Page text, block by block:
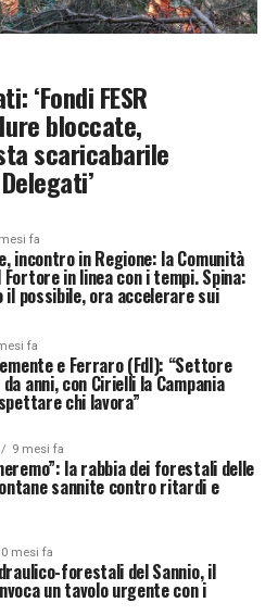
‘Fondi FESR
bloccate,
scaricabarile
fa
incontro in Regione: la Comunità
Fortore in linea con i tempi. Spina:
possibile, ora accelerare sui
fa
e Ferraro (FdI): “Settore
anni, con Cirielli la Campania
chi lavora”
9 mesi fa
la rabbia dei forestali delle
sannite contro ritardi e
mesi fa
forestali del Sannio, il
un tavolo urgente con i